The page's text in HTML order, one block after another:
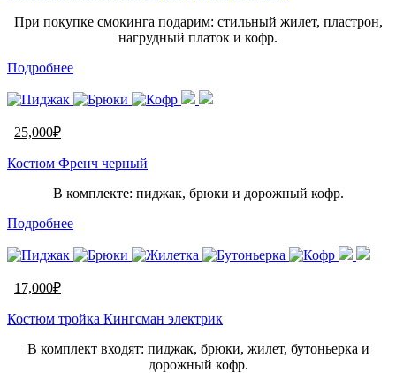
При покупке смокинга подарим: стильный жилет, пластрон,
нагрудный платок и кофр.
Подробнее
25,000₽
Костюм Френч черный
В комплекте: пиджак, брюки и дорожный кофр.
Подробнее
17,000₽
Костюм тройка Кингсман электрик
В комплект входят: пиджак, брюки, жилет, бутоньерка и
дорожный кофр.